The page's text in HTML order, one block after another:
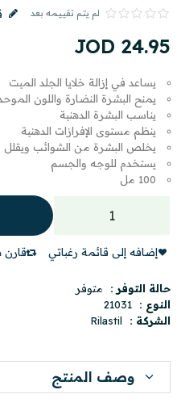
لم يتم تقييمه بعد
JOD 24.95
يساعد في إزالة خلايا الجلد الميت
يمنح البشرة النضارة واللون
يناسب البشرة الدهنية
ينظم مستوى الإفرازات الدهنية
يخلص البشرة من الشوائب ويقلل
يستخدم للوجه والجسم
100 مل
إضافه إلى قائمة رغباتي قارن
حالة التوفر :
متوفر
النوع :
21031
الشركة :
Rilastil
وصف المنتج